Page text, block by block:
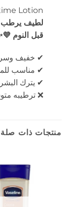
Lotion =
لطيف يرطب
قبل النوم
✔ خفيف
✔ مناسب
✔ يترك
❌ ترطيبه
منتجات ذات صلة